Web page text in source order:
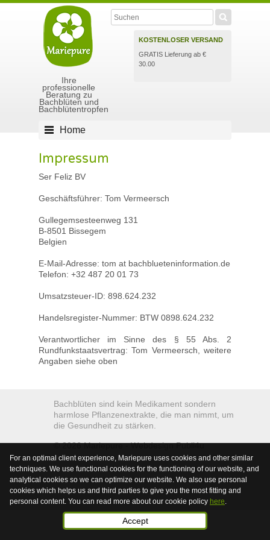
Ihre
professionelle
Beratung zu
Bachblüten und
Bachblütentropfen
KOSTENLOSER VERSAND
GRATIS Lieferung ab €
30.00
Home
Impressum
Ser Feliz BV
Geschäftsführer: Tom Vermeersch
Gullegemsesteenweg 131
B-8501 Bissegem
Belgien
E-Mail-Adresse: tom at bachblueteninformation.de
Telefon: +32 487 20 01 73
Umsatzsteuer-ID: 898.624.232
Handelsregister-Nummer: BTW 0898.624.232
Verantwortlicher im Sinne des § 55 Abs. 2
Rundfunkstaatsvertrag: Tom Vermeersch, weitere
Angaben siehe oben
Bachblüten sind kein Medikament sondern
harmlose Pflanzenextrakte, die man nimmt, um
die Gesundheit zu stärken.
© 2026 Mariepure -WebdesignPubli4u
For an optimal client experience, Mariepure uses cookies and other similar
techniques. We use functional cookies for the functioning of our website, and
analytical cookies so we can optimize our website. We also use personal
cookies which helps us and third parties to give you the most fitting and
personal content. You can read more about our cookie policy here
Accept